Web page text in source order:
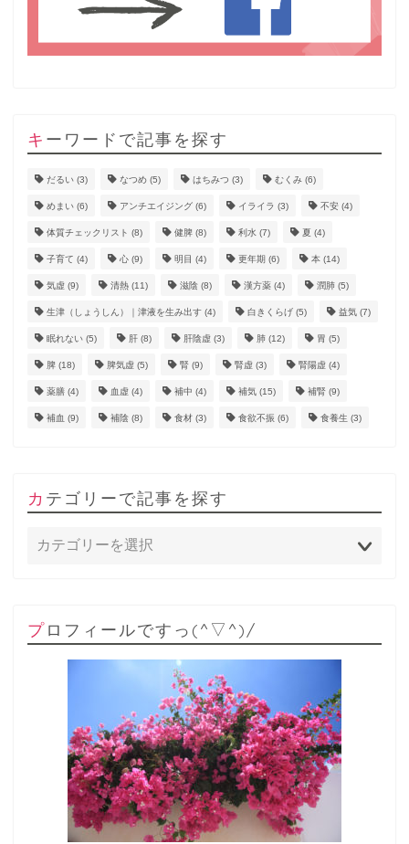
キーワードで記事を探す
だるい (3) なつめ (5) はちみつ (3) むくみ (6)
めまい (6) アンチエイジング (6) イライラ (3) 不安 (4)
体質チェックリスト (8) 健脾 (8) 利水 (7) 夏 (4)
子育て (4) 心 (9) 明目 (4) 更年期 (6) 本 (14)
気虚 (9) 清熱 (11) 滋陰 (8) 漢方薬 (4) 潤肺 (5)
生津（しょうしん）｜津液を生み出す (4) 白きくらげ (5) 益気 (7)
眠れない (5) 肝 (8) 肝陰虚 (3) 肺 (12) 胃 (5)
脾 (18) 脾気虚 (5) 腎 (9) 腎虚 (3) 腎陽虚 (4)
薬膳 (4) 血虚 (4) 補中 (4) 補気 (15) 補腎 (9)
補血 (9) 補陰 (8) 食材 (3) 食欲不振 (6) 食養生 (3)
カテゴリーで記事を探す
プロフィールですっ(^▽^)/